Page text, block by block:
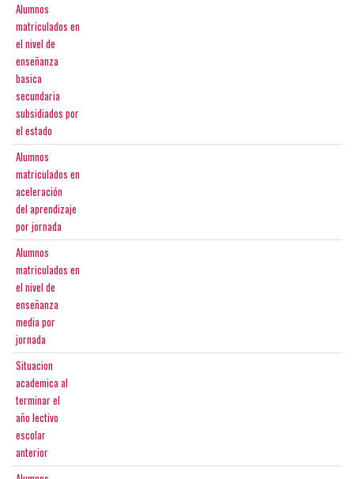
Alumnos
matriculados en
el nivel de
enseñanza
basica
secundaria
subsidiados por
el estado
Alumnos
matriculados en
aceleración
del aprendizaje
por jornada
Alumnos
matriculados en
el nivel de
enseñanza
media por
jornada
Situacion
academica al
terminar el
año lectivo
escolar
anterior